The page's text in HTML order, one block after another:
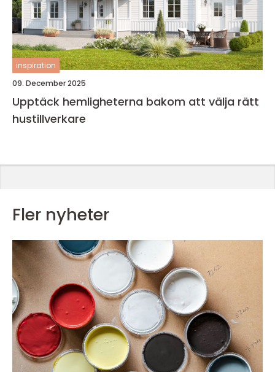
inspiration
09. December 2025
Upptäck hemligheterna bakom att välja rätt
hustillverkare
Fler nyheter